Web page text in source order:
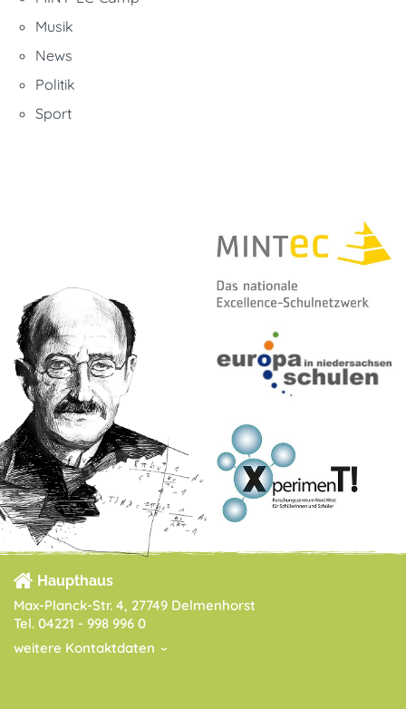
Musik
News
Politik
Sport
Haupthaus
Max-Planck-Str. 4, 27749 Delmenhorst
Tel. 04221 - 998 996 0
weitere Kontaktdaten